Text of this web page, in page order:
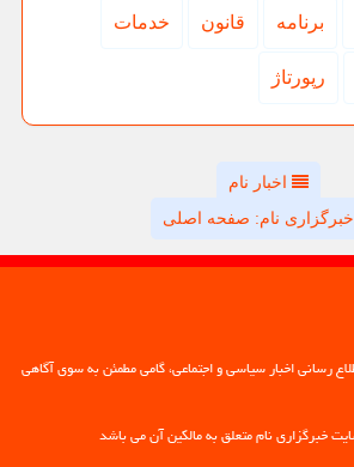
برنامه قانون خدمات
رپورتاژ
اخبار نام
خبرگزاری نام: صفحه اصلی